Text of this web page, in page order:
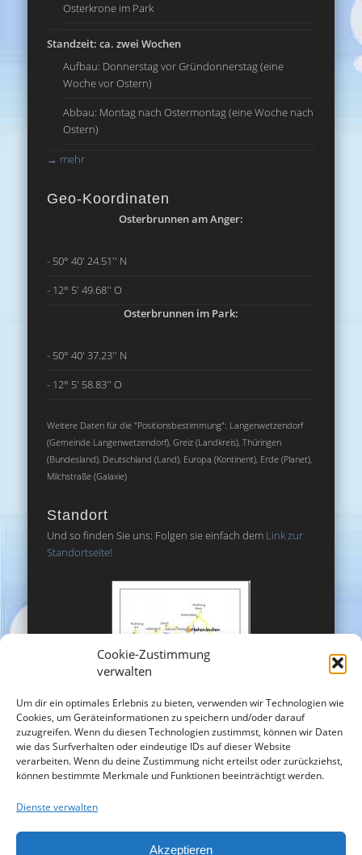
Cookie-Zustimmung
verwalten
Um dir ein optimales Erlebnis zu bieten, verwenden wir Technologien wie
Cookies, um Geräteinformationen zu speichern und/oder darauf
zuzugreifen. Wenn du diesen Technologien zustimmst, können wir Daten
wie das Surfverhalten oder eindeutige IDs auf dieser Website
verarbeiten. Wenn du deine Zustimmung nicht erteilst oder zurückziehst,
können bestimmte Merkmale und Funktionen beeinträchtigt werden.
Dienste verwalten
Akzeptieren
Osterkrone im Park
Standzeit: ca. zwei Wochen
Aufbau: Donnerstag vor Gründonnerstag (eine
Woche vor Ostern)
Abbau: Montag nach Ostermontag (eine Woche nach
Ostern)
→ mehr
Geo-Koordinaten
Osterbrunnen am Anger:
- 50° 40' 24.51'' N
- 12° 5' 49.68'' O
Osterbrunnen im Park:
- 50° 40' 37.23'' N
- 12° 5' 58.83'' O
Weitere Daten für die "Positionsbestimmung": Langenwetzendorf
(Gemeinde Langenwetzendorf), Greiz (Landkreis), Thüringen
(Bundesland), Deutschland (Land), Europa (Kontinent), Erde (Planet),
Milchstraße (Galaxie)
Standort
Und so finden Sie uns: Folgen sie einfach dem Link zur
Standortseite!